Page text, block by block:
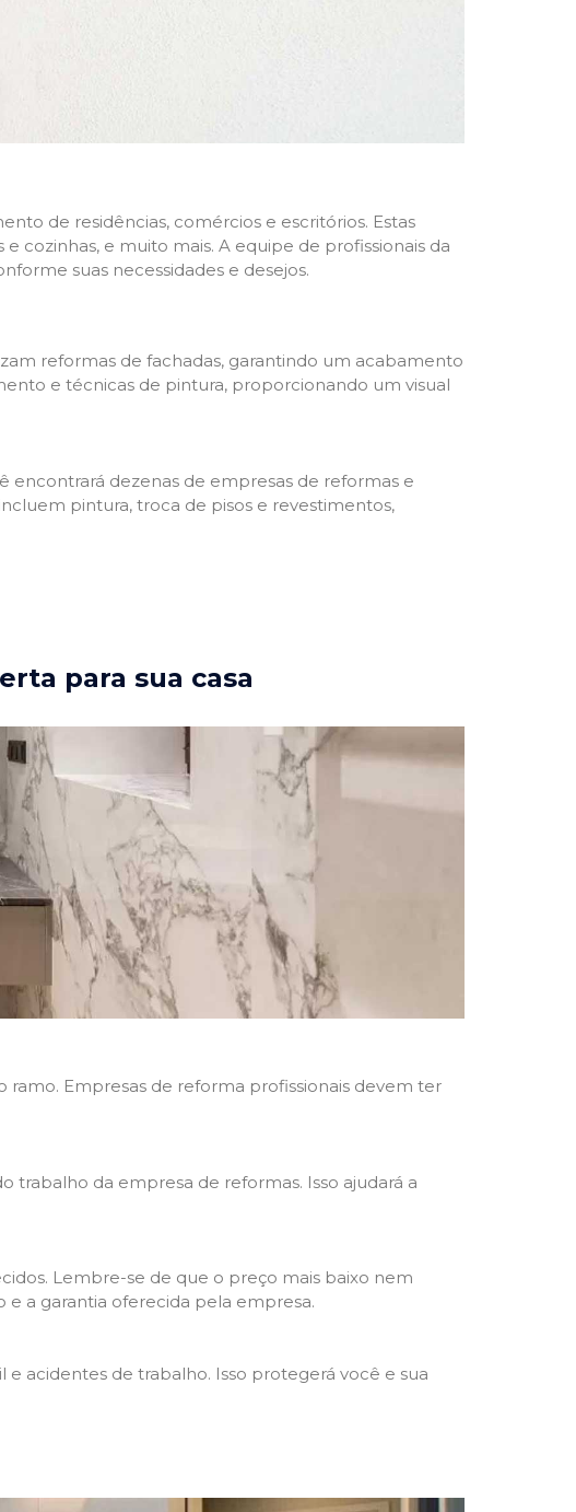
de residências, comércios e escritórios. Estas
cozinhas, e muito mais. A equipe de profissionais da
suas necessidades e desejos.
reformas de fachadas, garantindo um acabamento
e técnicas de pintura, proporcionando um visual
encontrará dezenas de empresas de reformas e
pintura, troca de pisos e revestimentos,
para sua casa
Empresas de reforma profissionais devem ter
trabalho da empresa de reformas. Isso ajudará a
Lembre-se de que o preço mais baixo nem
a garantia oferecida pela empresa.
acidentes de trabalho. Isso protegerá você e sua